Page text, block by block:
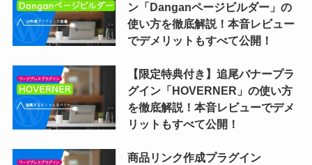
ン「Danganページビルダー」の
使い方を徹底解説！本音レビュー
でデメリットもすべて公開！
【限定特典付き】追尾バナープラ
グイン「HOVERNER」の使い方
を徹底解説！本音レビューでデメ
リットもすべて公開！
商品リンク作成プラグイン